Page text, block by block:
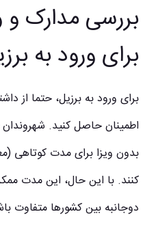
بررسی مدارک و
برای ورود به
برای ورود به برزیل، حتما از
اطمینان حاصل کنید. شهروندان
کنند. با این حال، این مدت
دوجانبه بین کشورها متفاوت